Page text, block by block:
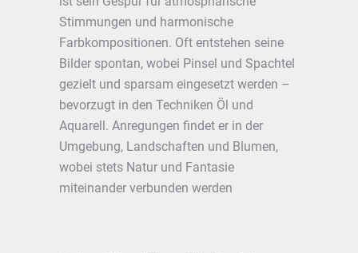
Stimmungen und harmonische
Farbkompositionen. Oft entstehen seine
Bilder spontan, wobei Pinsel und Spachtel
gezielt und sparsam eingesetzt werden –
bevorzugt in den Techniken Öl und
Aquarell. Anregungen findet er in der
Umgebung, Landschaften und Blumen,
wobei stets Natur und Fantasie
miteinander verbunden werden